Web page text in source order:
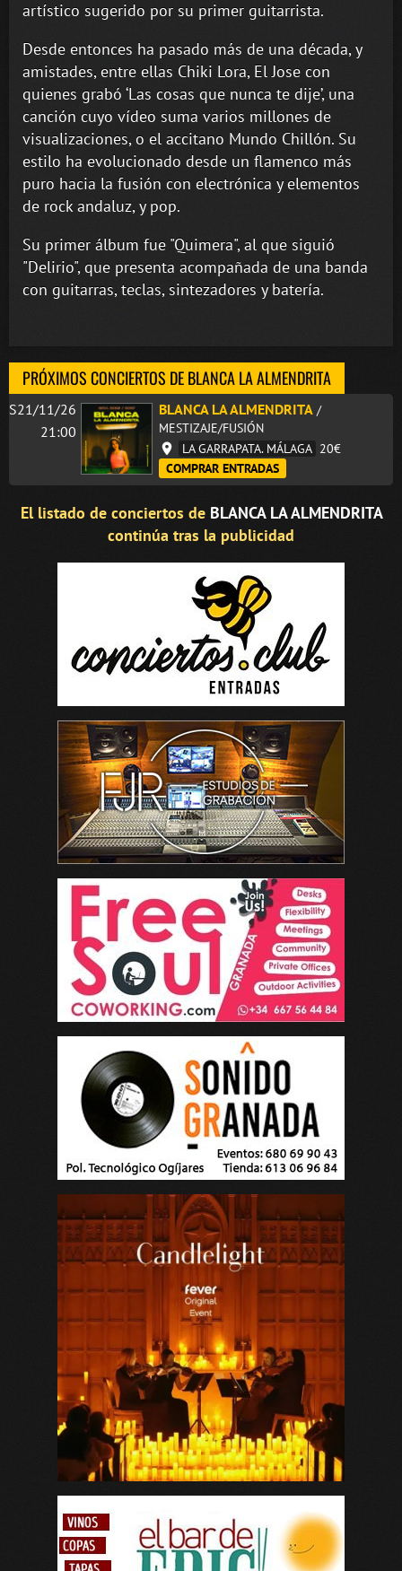
artístico sugerido por su primer guitarrista.
Desde entonces ha pasado más de una década, y
amistades, entre ellas Chiki Lora, El Jose con
quienes grabó ‘Las cosas que nunca te dije’, una
canción cuyo vídeo suma varios millones de
visualizaciones, o el accitano Mundo Chillón. Su
estilo ha evolucionado desde un flamenco más
puro hacia la fusión con electrónica y elementos
de rock andaluz, y pop.
Su primer álbum fue "Quimera", al que siguió
"Delirio", que presenta acompañada de una banda
con guitarras, teclas, sintezadores y batería.
PRÓXIMOS CONCIERTOS DE BLANCA LA ALMENDRITA
S21/11/26
21:00
BLANCA LA ALMENDRITA /
MESTIZAJE/FUSIÓN
LA GARRAPATA. MÁLAGA 20€
COMPRAR ENTRADAS
El listado de conciertos de BLANCA LA ALMENDRITA
continúa tras la publicidad